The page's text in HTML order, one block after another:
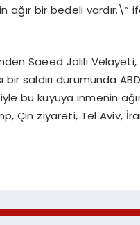
ağır bir bedeli vardır.\”
Saeed Jalili
saldırı durumunda
bu kuyuya inmenin
Çin ziyareti, Tel Aviv,